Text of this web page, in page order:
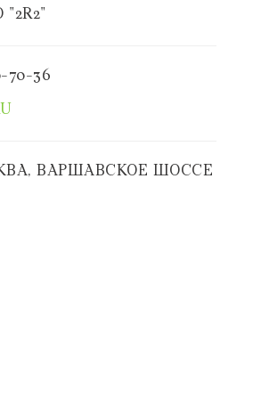
70-36
ВАРШАВСКОЕ ШОССЕ